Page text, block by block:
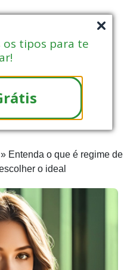
tipos para te
» Entenda o que é regime de
o ideal